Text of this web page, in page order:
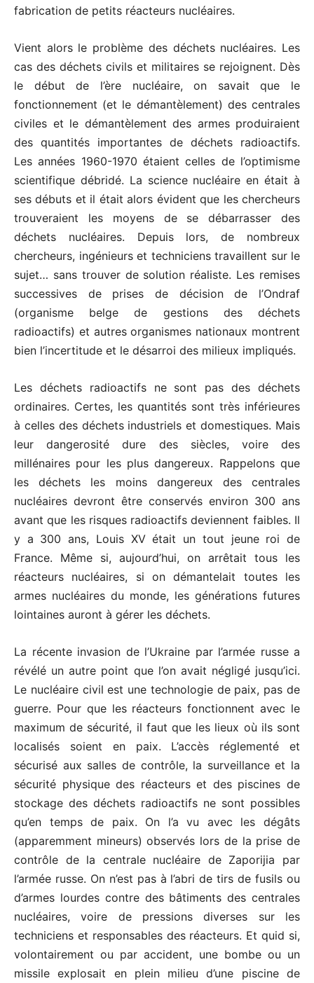
fabrication de petits réacteurs nucléaires.
Vient alors le problème des déchets nucléaires. Les
cas des déchets civils et militaires se rejoignent. Dès
le début de l’ère nucléaire, on savait que le
fonctionnement (et le démantèle­ment) des centrales
civiles et le démantèlement des armes produiraient
des quantités importantes de déchets radioactifs.
Les années 1960-1970 étaient celles de l’optimisme
scientifi­que débridé. La science nucléaire en était à
ses débuts et il était alors évident que les chercheurs
trouveraient les moyens de se débarrasser des
déchets nucléaires. Depuis lors, de nombreux
chercheurs, ingénieurs et techniciens travaillent sur le
sujet… sans trouver de solution réaliste. Les remises
successives de prises de décision de l’Ondraf
(organisme belge de gestions des déchets
radioactifs) et autres organismes nationaux montrent
bien l’incertitude et le désarroi des milieux impliqués.
Les déchets radioactifs ne sont pas des déchets
ordinaires. Certes, les quantités sont très inférieures
à celles des déchets industriels et domestiques. Mais
leur dangerosité dure des siècles, voire des
millénaires pour les plus dangereux. Rappelons que
les déchets les moins dangereux des centrales
nucléaires devront être conservés environ 300 ans
avant que les risques radioactifs deviennent faibles. Il
y a 300 ans, Louis XV était un tout jeune roi de
France. Même si, aujourd’hui, on arrêtait tous les
réacteurs nucléaires, si on démantelait toutes les
armes nucléaires du monde, les générations futures
lointaines auront à gérer les déchets.
La récente invasion de l’Ukraine par l’armée russe a
révélé un autre point que l’on avait négligé jusqu’ici.
Le nucléaire civil est une technologie de paix, pas de
guerre. Pour que les réacteurs fonctionnent avec le
maximum de sécurité, il faut que les lieux où ils sont
localisés soient en paix. L’accès réglementé et
sécurisé aux salles de contrôle, la surveillance et la
sécurité physique des réacteurs et des piscines de
stockage des déchets radioactifs ne sont possibles
qu’en temps de paix. On l’a vu avec les dégâts
(apparemment mineurs) observés lors de la prise de
contrôle de la centrale nucléaire de Zaporijia par
l’armée russe. On n’est pas à l’abri de tirs de fusils ou
d’armes lourdes contre des bâtiments des centrales
nucléaires, voire de pressions diverses sur les
techniciens et responsables des réacteurs. Et quid si,
volontairement ou par accident, une bombe ou un
missile explosait en plein milieu d’une piscine de